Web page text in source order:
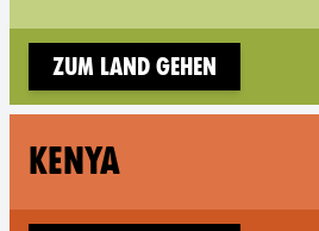
Zum Land gehen
KENYA